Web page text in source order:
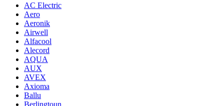
AC Electric
Aero
Aeronik
Airwell
Alfacool
Alecord
AQUA
AUX
AVEX
Axioma
Ballu
Berlingtoun